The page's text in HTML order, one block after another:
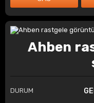
Ahben
DURUM